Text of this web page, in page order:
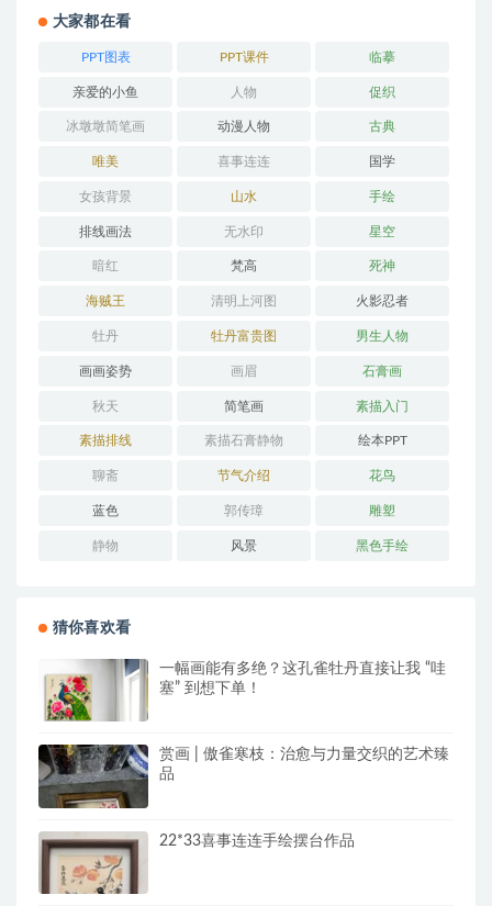
大家都在看
PPT图表 PPT课件 临摹
亲爱的小鱼 人物 促织
冰墩墩简笔画 动漫人物 古典
唯美 喜事连连 国学
女孩背景 山水 手绘
排线画法 无水印 星空
暗红 梵高 死神
海贼王 清明上河图 火影忍者
牡丹 牡丹富贵图 男生人物
画画姿势 画眉 石膏画
秋天 简笔画 素描入门
素描排线 素描石膏静物 绘本PPT
聊斋 节气介绍 花鸟
蓝色 郭传璋 雕塑
静物 风景 黑色手绘
猜你喜欢看
一幅画能有多绝？这孔雀牡丹直接让我 “哇
塞” 到想下单！
赏画 | 傲雀寒枝：治愈与力量交织的艺术臻
品
22*33喜事连连手绘摆台作品